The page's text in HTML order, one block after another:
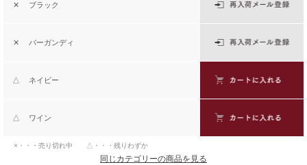
✕ ブラック
✕ バーガンディ
△ ネイビー
△ ワイン
×・・・売り切れ中 △・・・残りわずか
同じカテゴリーの商品を見る